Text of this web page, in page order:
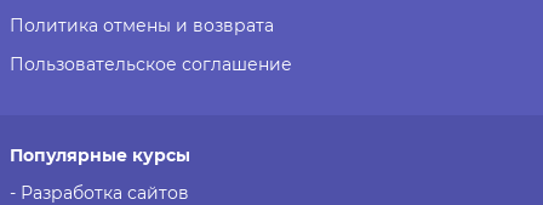
Политика отмены и возврата
Пользовательское соглашение
Популярные курсы
- Разработка сайтов